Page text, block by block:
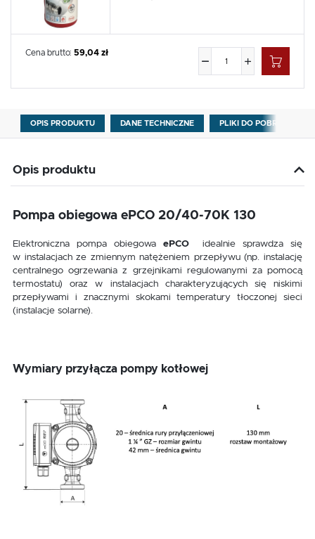
Cena brutto: 59,04 zł
OPIS PRODUKTU DANE TECHNICZNE PLIKI DO POBRANIA
Opis produktu
Pompa obiegowa ePCO 20/40-70K 130
Elektroniczna pompa obiegowa ePCO
idealnie sprawdza się
w instalacjach ze zmiennym natężeniem przepływu (np. instalację
centralnego ogrzewania z grzejnikami regulowanymi za pomocą
termostatu) oraz w instalacjach charakteryzujących się niskimi
przepływami i znacznymi skokami temperatury tłoczonej sieci
(instalacje solarne).
Wymiary przyłącza pompy kotłowej